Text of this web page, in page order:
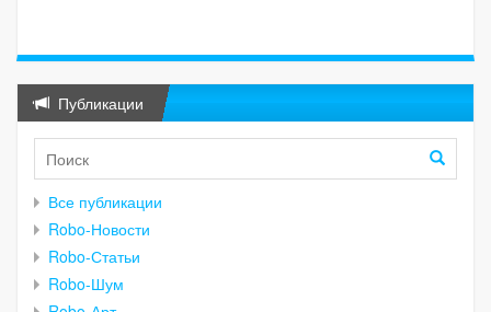
Публикации
Все публикации
Robo-Новости
Robo-Статьи
Robo-Шум